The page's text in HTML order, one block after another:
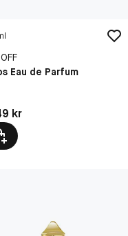
Eau de Parfum
849 kr
kr